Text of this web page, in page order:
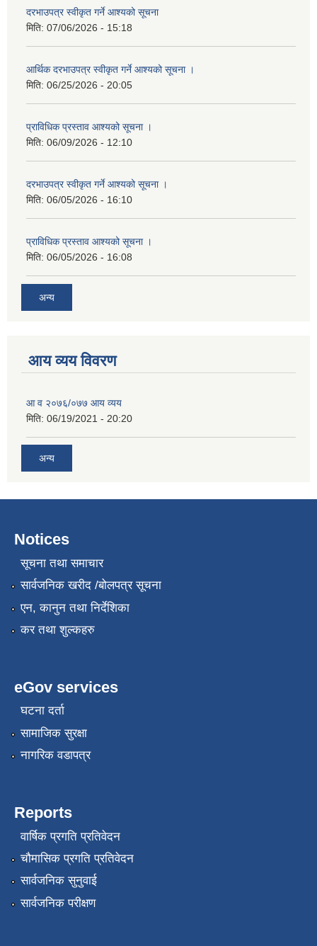
दरभाउपत्र स्वीकृत गर्ने आश्यको सूचना
मिति: 07/06/2026 - 15:18
आर्थिक दरभाउपत्र स्वीकृत गर्ने आश्यको सूचना ।
मिति: 06/25/2026 - 20:05
प्राविधिक प्रस्ताव आश्यको सूचना ।
मिति: 06/09/2026 - 12:10
दरभाउपत्र स्वीकृत गर्ने आश्यको सूचना ।
मिति: 06/05/2026 - 16:10
प्राविधिक प्रस्ताव आश्यको सूचना ।
मिति: 06/05/2026 - 16:08
अन्य
आय व्यय विवरण
आ व २०७६/०७७ आय व्यय
मिति: 06/19/2021 - 20:20
अन्य
Notices
सूचना तथा समाचार
सार्वजनिक खरीद /बोलपत्र सूचना
एन, कानुन तथा निर्देशिका
कर तथा शुल्कहरु
eGov services
घटना दर्ता
सामाजिक सुरक्षा
नागरिक वडापत्र
Reports
वार्षिक प्रगति प्रतिवेदन
चौमासिक प्रगति प्रतिवेदन
सार्वजनिक सुनुवाई
सार्वजनिक परीक्षण